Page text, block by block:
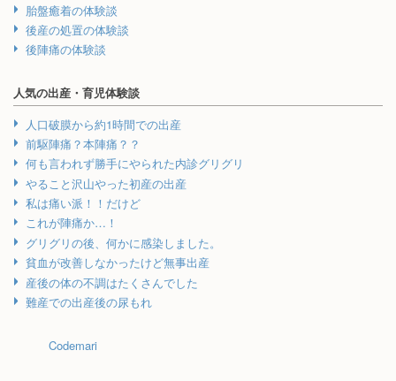
胎盤癒着の体験談
後産の処置の体験談
後陣痛の体験談
人気の出産・育児体験談
人口破膜から約1時間での出産
前駆陣痛？本陣痛？？
何も言われず勝手にやられた内診グリグリ
やること沢山やった初産の出産
私は痛い派！！だけど
これが陣痛か…！
グリグリの後、何かに感染しました。
貧血が改善しなかったけど無事出産
産後の体の不調はたくさんでした
難産での出産後の尿もれ
Codemari